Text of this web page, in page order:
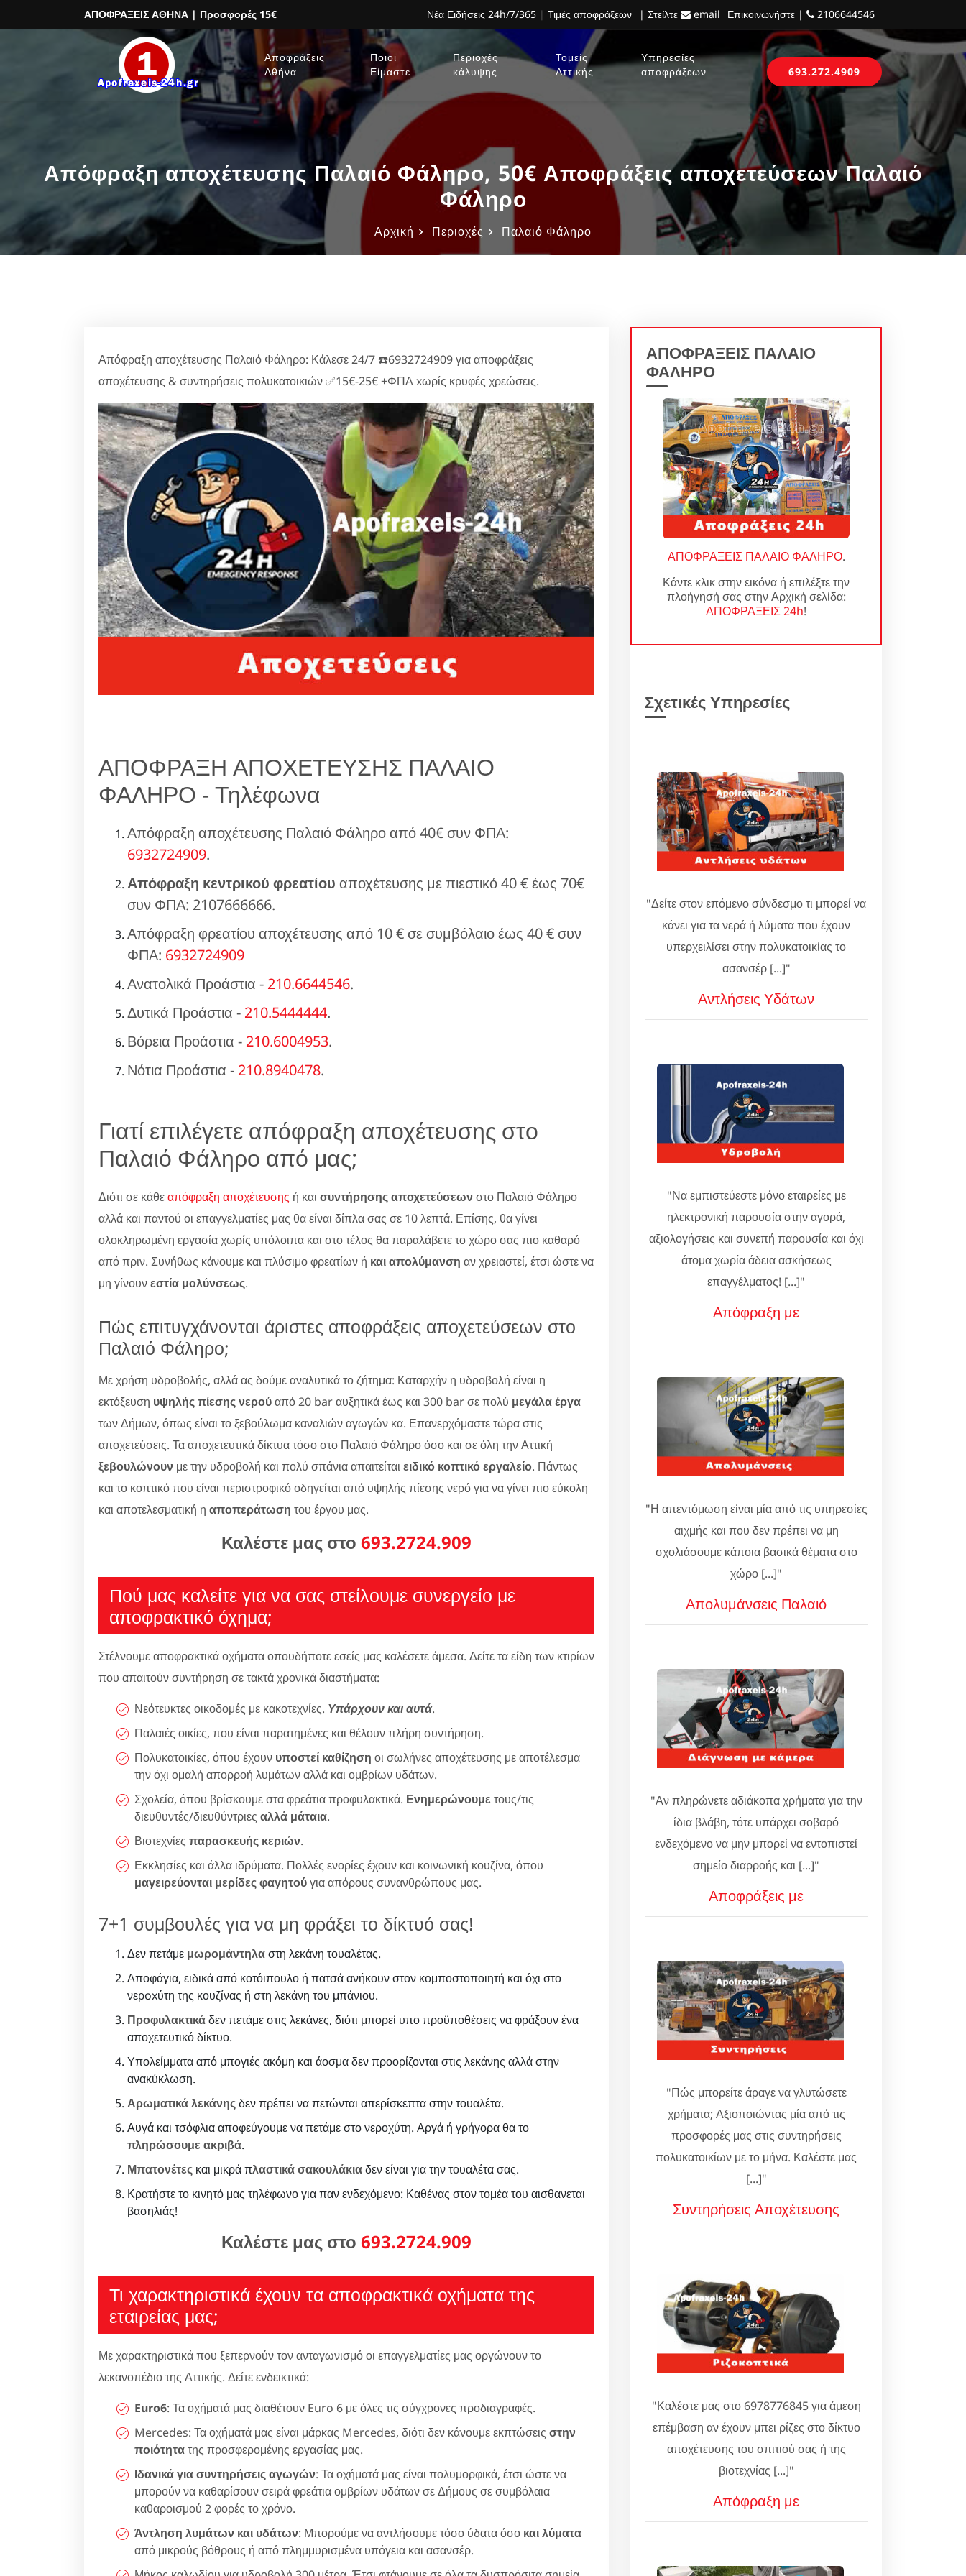
ΑΠΟΦΡΑΞΕΙΣ ΑΘΗΝΑ | Προσφορές 15€ Νέα Ειδήσεις 24h/7/365 | Τιμές αποφράξεων | Στείλτε email Επικοινωνήστε | 2106644546
Αποφράξεις
Αθήνα
Ποιοι
Είμαστε
Περιοχές
κάλυψης
Τομείς
Αττικής
Υπηρεσίες
αποφράξεων
693.272.4909
Απόφραξη αποχέτευσης Παλαιό Φάληρο, 50€ Αποφράξεις αποχετεύσεων Παλαιό
Φάληρο
Αρχική Περιοχές Παλαιό Φάληρο
Απόφραξη αποχέτευσης Παλαιό Φάληρο: Κάλεσε 24/7 ☎️6932724909 για αποφράξεις
αποχέτευσης & συντηρήσεις πολυκατοικιών ✅15€-25€ +ΦΠΑ xωρίς κρυφές χρεώσεις.
ΑΠΟΦΡΑΞΗ ΑΠΟΧΕΤΕΥΣΗΣ ΠΑΛΑΙΟ
ΦΑΛΗΡΟ - Τηλέφωνα
Απόφραξη αποχέτευσης Παλαιό Φάληρο από 40€ συν ΦΠΑ:
6932724909.
Απόφραξη κεντρικού φρεατίου αποχέτευσης με πιεστικό 40 € έως 70€
συν ΦΠΑ: 2107666666.
Απόφραξη φρεατίου αποχέτευσης από 10 € σε συμβόλαιο έως 40 € συν
ΦΠΑ: 6932724909
Ανατολικά Προάστια - 210.6644546.
Δυτικά Προάστια - 210.5444444.
Βόρεια Προάστια - 210.6004953.
Νότια Προάστια - 210.8940478.
Γιατί επιλέγετε απόφραξη αποχέτευσης στο
Παλαιό Φάληρο από μας;
Διότι σε κάθεαπόφραξη αποχέτευσης ή και συντήρησης αποχετεύσεωνστο Παλαιό Φάληρο
αλλά και παντού οι επαγγελματίες μας θα είναι δίπλα σας σε 10 λεπτά. Επίσης, θα γίνει
ολοκληρωμένη εργασία χωρίς υπόλοιπα και στο τέλος θα παραλάβετε το χώρο σας πιο καθαρό
από πριν. Συνήθως κάνουμε και πλύσιμο φρεατίων ή και απολύμανση αν χρειαστεί, έτσι ώστε να
μη γίνουνεστία μολύνσεως.
Πώς επιτυγχάνονται άριστες αποφράξεις αποχετεύσεων στο
Παλαιό Φάληρο;
Με χρήση υδροβολής, αλλά ας δούμε αναλυτικά το ζήτημα: Καταρχήν η υδροβολή είναι η
εκτόξευση υψηλής πίεσης νερούαπό 20 bar αυξητικά έως και 300 bar σε πολύ μεγάλα έργα
των Δήμων, όπως είναι το ξεβούλωμα καναλιών αγωγών κα. Επανερχόμαστε τώρα στις
αποχετεύσεις. Τα αποχετευτικά δίκτυα τόσο στο Παλαιό Φάληρο όσο και σε όλη την Αττική
ξεβουλώνουν με την υδροβολή και πολύ σπάνια απαιτείται ειδικό κοπτικό εργαλείο. Πάντως
και το κοπτικό που είναι περιστροφικό οδηγείται από υψηλής πίεσης νερό για να γίνει πιο εύκολη
και αποτελεσματική η αποπεράτωση του έργου μας.
Καλέστε μας στο 693.2724.909
Πού μας καλείτε για να σας στείλουμε συνεργείο με
αποφρακτικό όχημα;
Στέλνουμε αποφρακτικά οχήματα οπουδήποτε εσείς μας καλέσετε άμεσα. Δείτε τα είδη των κτιρίων
που απαιτούν συντήρηση σε τακτά χρονικά διαστήματα:
Νεότευκτες οικοδομές με κακοτεχνίες. Υπάρχουν και αυτά.
Παλαιές οικίες, που είναι παρατημένες και θέλουν πλήρη συντήρηση.
Πολυκατοικίες, όπου έχουν υποστεί καθίζηση οι σωλήνες αποχέτευσης με αποτέλεσμα
την όχι ομαλή απορροή λυμάτων αλλά και ομβρίων υδάτων.
Σχολεία, όπου βρίσκουμε στα φρεάτια προφυλακτικά. Ενημερώνουμε τους/τις
διευθυντές/διευθύντριες αλλά μάταια.
Βιοτεχνίες παρασκευής κεριών.
Εκκλησίες και άλλα ιδρύματα. Πολλές ενορίες έχουν και κοινωνική κουζίνα, όπου
μαγειρεύονται μερίδες φαγητούγια απόρους συνανθρώπους μας.
7+1 συμβουλές για να μη φράξει το δίκτυό σας!
Δεν πετάμε μωρομάντηλαστη λεκάνη τουαλέτας.
Αποφάγια, ειδικά από κοτόιπουλο ή πατσά ανήκουν στον κομποστοποιητή και όχι στο
νερoxύτη της κουζίνας ή στη λεκάνη του μπάνιου.
Προφυλακτικάδεν πετάμε στις λεκάνες, διότι μπορεί υπο προϋποθέσεις να φράξουν ένα
αποχετευτικό δίκτυο.
Υπολείμματα από μπογιές ακόμη και άοσμα δεν προορίζονται στις λεκάνης αλλά στην
ανακύκλωση.
Αρωματικά λεκάνηςδεν πρέπει να πετώνται απερίσκεπτα στην τουαλέτα.
Αυγά και τσόφλια αποφεύγουμε να πετάμε στο νεροχύτη. Αργά ή γρήγορα θα το
πληρώσουμε ακριβά.
Μπατονέτες και μικρά πλαστικά σακουλάκιαδεν είναι για την τουαλέτα σας.
Κρατήστε το κινητό μας τηλέφωνο για παν ενδεχόμενο: Καθένας στον τομέα του αισθανεται
βασηλιάς!
Καλέστε μας στο 693.2724.909
Τι χαρακτηριστικά έχουν τα αποφρακτικά οχήματα της
εταιρείας μας;
Με χαρακτηριστικά που ξεπερνούν τον ανταγωνισμό οι επαγγελματίες μας οργώνουν το
λεκανοπέδιο της Αττικής. Δείτε ενδεικτικά:
Euro6: Τα οχήματά μας διαθέτουν Euro 6 με όλες τις σύγχρονες προδιαγραφές.
Mercedes: Τα οχήματά μας είναι μάρκας Mercedes, διότι δεν κάνουμε εκπτώσεις στην
ποιότητατης προσφερομένης εργασίας μας.
Ιδανικά για συντηρήσεις αγωγών: Τα οχήματά μας είναι πολυμορφικά, έτσι ώστε να
μπορούν να καθαρίσουν σειρά φρεάτια ομβρίων υδάτων σε Δήμους σε συμβόλαια
καθαροισμού 2 φορές το χρόνο.
Άντληση λυμάτων και υδάτων: Μπορούμε να αντλήσουμε τόσο ύδατα όσο και λύματα
από μικρούς βόθρους ή από πλημμυρισμένα υπόγεια και ασανσέρ.
ΑΠΟΦΡΑΞΕΙΣ ΠΑΛΑΙΟ
ΦΑΛΗΡΟ
ΑΠΟΦΡΑΞΕΙΣ ΠΑΛΑΙΟ ΦΑΛΗΡΟ.
Κάντε κλικ στην εικόνα ή επιλέξτε την
πλοήγησή σας στην Αρχική σελίδα:
ΑΠΟΦΡΑΞΕΙΣ 24h!
Σχετικές Υπηρεσίες
"Δείτε στον επόμενο σύνδεσμο τι μπορεί να
κάνει για τα νερά ή λύματα που έχουν
υπερχειλίσει στην πολυκατοικίας το
ασανσέρ [...]"
Αντλήσεις Υδάτων
"Να εμπιστεύεστε μόνο εταιρείες με
ηλεκτρονική παρουσία στην αγορά,
αξιολογήσεις και συνεπή παρουσία και όχι
άτομα χωρία άδεια ασκήσεως
επαγγέλματος! [...]"
Απόφραξη με
"Η απεντόμωση είναι μία από τις υπηρεσίες
αιχμής και που δεν πρέπει να μη
σχολιάσουμε κάποια βασικά θέματα στο
χώρο [...]"
Απολυμάνσεις Παλαιό
"Αν πληρώνετε αδιάκοπα χρήματα για την
ίδια βλάβη, τότε υπάρχει σοβαρό
ενδεχόμενο να μην μπορεί να εντοπιστεί
σημείο διαρροής και [...]"
Αποφράξεις με
"Πώς μπορείτε άραγε να γλυτώσετε
χρήματα; Αξιοποιώντας μία από τις
προσφορές μας στις συντηρήσεις
πολυκατοικίων με το μήνα. Καλέστε μας
[...]"
Συντηρήσεις Αποχέτευσης
"Καλέστε μας στο 6978776845 για άμεση
επέμβαση αν έχουν μπει ρίζες στο δίκτυο
αποχέτευσης του σπιτιού σας ή της
βιοτεχνίας [...]"
Απόφραξη με